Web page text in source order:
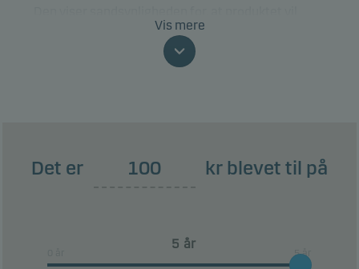
tabe penge på grund af bevægelser i markedet,
eller fordi vi ikke er i stand til at betale dig.
Vis mere
Det er kr blevet til på
5 år
år